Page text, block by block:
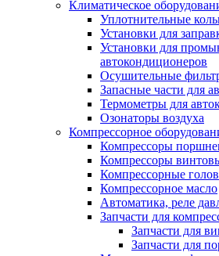
Климатическое
Уплотнительные
Установки для
Установки для
автокондиционеров
Осушительные
Запасные части для
Термометры для
Озонаторы воздуха
Компрессорное
Компрессоры
Компрессоры
Компрессорные
Компрессорное масло
Автоматика, реле
Запчасти для
Запчасти для
Запчасти для